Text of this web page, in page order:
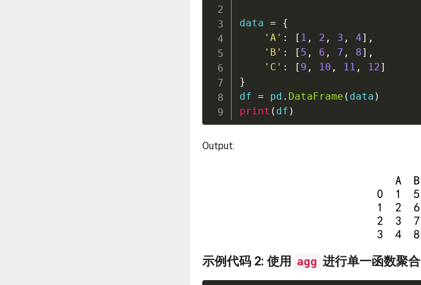
data =
{
'A' : [ 1 , 2 , 3 , 4] ,
'B' : [ 5 , 6 , 7 , 8] ,
'C' : [ 9 , 10 , 11 , 12]
}
df = pd . DataFrame ( data )
print ( df )
Output:
示例代码 2: 使用 agg 进行单一函数聚合